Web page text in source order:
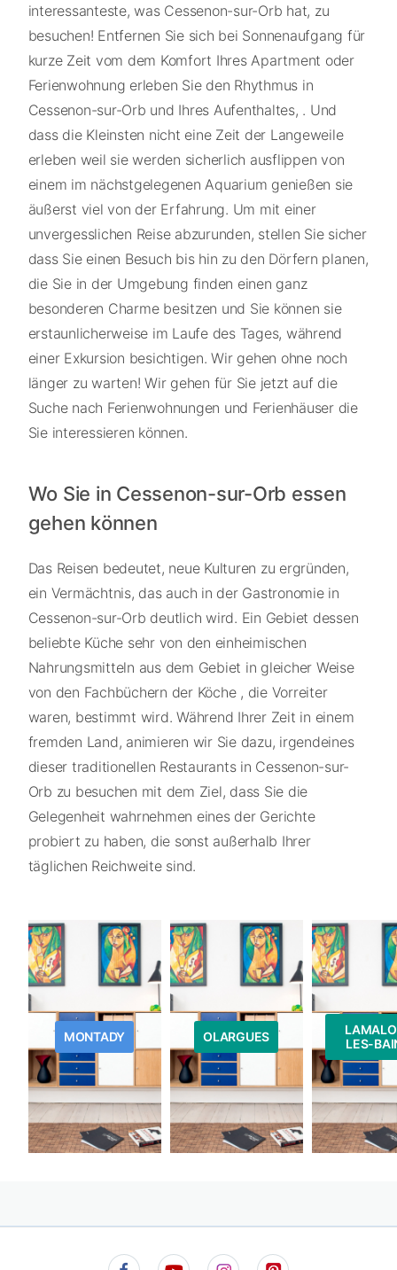
interessanteste, was Cessenon-sur-Orb hat, zu
besuchen! Entfernen Sie sich bei Sonnenaufgang für
kurze Zeit vom dem Komfort Ihres Apartment oder
Ferienwohnung erleben Sie den Rhythmus in
Cessenon-sur-Orb und Ihres Aufenthaltes, . Und
dass die Kleinsten nicht eine Zeit der Langeweile
erleben weil sie werden sicherlich ausflippen von
einem im nächstgelegenen Aquarium genießen sie
äußerst viel von der Erfahrung. Um mit einer
unvergesslichen Reise abzurunden, stellen Sie sicher
dass Sie einen Besuch bis hin zu den Dörfern planen,
die Sie in der Umgebung finden einen ganz
besonderen Charme besitzen und Sie können sie
erstaunlicherweise im Laufe des Tages, während
einer Exkursion besichtigen. Wir gehen ohne noch
länger zu warten! Wir gehen für Sie jetzt auf die
Suche nach Ferienwohnungen und Ferienhäuser die
Sie interessieren können.
Wo Sie in Cessenon-sur-Orb essen
gehen können
Das Reisen bedeutet, neue Kulturen zu ergründen,
ein Vermächtnis, das auch in der Gastronomie in
Cessenon-sur-Orb deutlich wird. Ein Gebiet dessen
beliebte Küche sehr von den einheimischen
Nahrungsmitteln aus dem Gebiet in gleicher Weise
von den Fachbüchern der Köche , die Vorreiter
waren, bestimmt wird. Während Ihrer Zeit in einem
fremden Land, animieren wir Sie dazu, irgendeines
dieser traditionellen Restaurants in Cessenon-sur-
Orb zu besuchen mit dem Ziel, dass Sie die
Gelegenheit wahrnehmen eines der Gerichte
probiert zu haben, die sonst außerhalb Ihrer
täglichen Reichweite sind.
MONTADY OLARGUES
LES-